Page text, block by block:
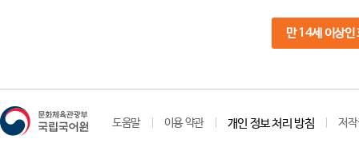
만 14세 이상인
도움말 이용 약관 개인 정보 처리 방침 저